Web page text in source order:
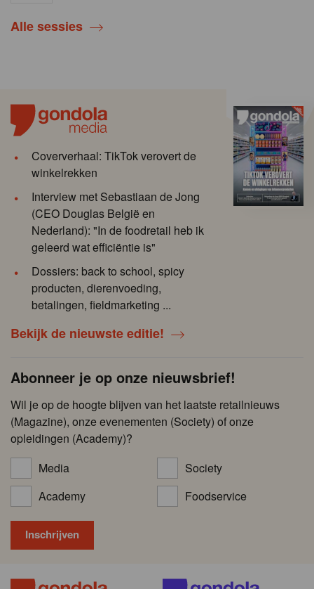
Alle sessies
Coververhaal: TikTok verovert de
winkelrekken
Interview met Sebastiaan de Jong
(CEO Douglas België en
Nederland): "In de foodretail heb ik
geleerd wat efficiëntie is"
Dossiers: back to school, spicy
producten, dierenvoeding,
betalingen, fieldmarketing ...
Bekijk de nieuwste editie!
Abonneer je op onze nieuwsbrief!
Wil je op de hoogte blijven van het laatste retailnieuws
(Magazine), onze evenementen (Society) of onze
opleidingen (Academy)?
Media
Society
Academy
Foodservice